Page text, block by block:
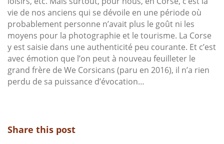
vie de nos anciens qui se dévoile en une période où
probablement personne n’avait plus le goût ni les
moyens pour la photographie et le tourisme. La Corse
y est saisie dans une authenticité peu courante. Et c’est
avec émotion que l’on peut à nouveau feuilleter le
grand frère de We Corsicans (paru en 2016), il n’a rien
perdu de sa puissance d’évocation…
Share this post